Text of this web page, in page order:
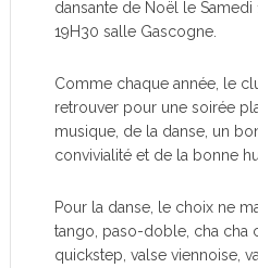
dansante de Noël le
19H30 salle Gascogne.
Comme chaque année, le
retrouver pour une soirée
musique, de la danse, un
convivialité et de la bonne
Pour la danse, le choix ne
tango, paso-doble, cha cha
quickstep, valse viennoise,